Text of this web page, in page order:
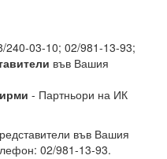
240-03-10; 02/981-13-93;
във Вашия
- Партньори на ИК
във Вашия
02/981-13-93.